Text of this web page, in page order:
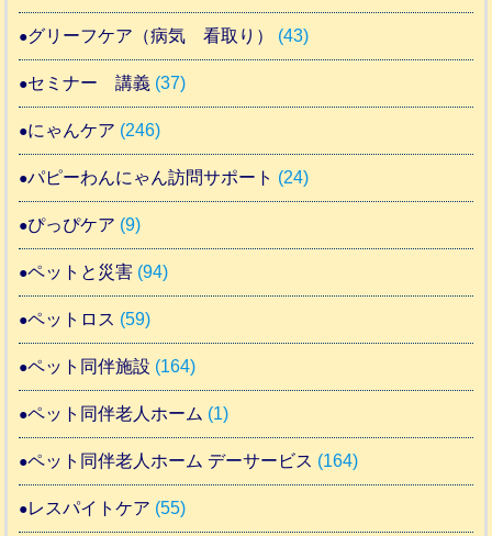
グリーフケア（病気 看取り） (43)
セミナー 講義 (37)
にゃんケア (246)
パピーわんにゃん訪問サポート (24)
ぴっぴケア (9)
ペットと災害 (94)
ペットロス (59)
ペット同伴施設 (164)
ペット同伴老人ホーム (1)
ペット同伴老人ホーム デーサービス (164)
レスパイトケア (55)